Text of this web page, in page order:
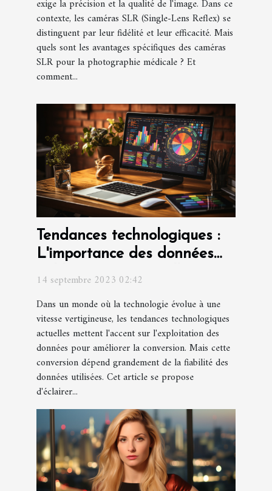
exige la précision et la qualité de l'image. Dans ce
contexte, les caméras SLR (Single-Lens Reflex) se
distinguent par leur fidélité et leur efficacité. Mais
quels sont les avantages spécifiques des caméras
SLR pour la photographie médicale ? Et
comment...
Tendances technologiques :
L'importance des données
fiables pour une meilleure
14 septembre 2023 02:42
Dans un monde où la technologie évolue à une
vitesse vertigineuse, les tendances technologiques
actuelles mettent l'accent sur l'exploitation des
données pour améliorer la conversion. Mais cette
conversion dépend grandement de la fiabilité des
données utilisées. Cet article se propose
d'éclairer...